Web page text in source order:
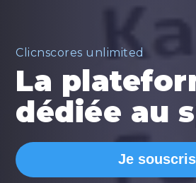
Clicnscores unlimited
La
dédiée au
Je souscris